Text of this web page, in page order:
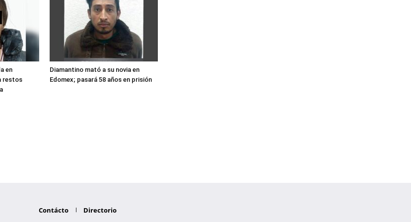
en
restos
Diamantino mató a su novia en
Edomex; pasará 58 años en prisión
Contácto Directorio